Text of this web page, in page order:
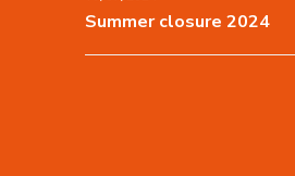
Summer closure 2024